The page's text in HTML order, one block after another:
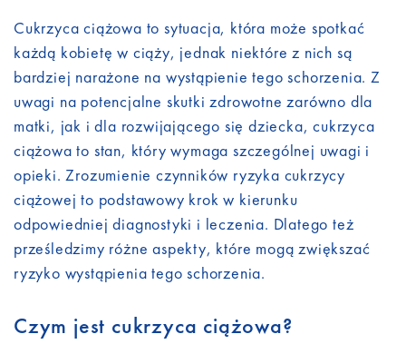
Cukrzyca ciążowa to sytuacja, która może spotkać
każdą kobietę w ciąży, jednak niektóre z nich są
bardziej narażone na wystąpienie tego schorzenia. Z
uwagi na potencjalne skutki zdrowotne zarówno dla
matki, jak i dla rozwijającego się dziecka, cukrzyca
ciążowa to stan, który wymaga szczególnej uwagi i
opieki. Zrozumienie czynników ryzyka cukrzycy
ciążowej to podstawowy krok w kierunku
odpowiedniej diagnostyki i leczenia. Dlatego też
prześledzimy różne aspekty, które mogą zwiększać
ryzyko wystąpienia tego schorzenia.
Czym jest cukrzyca ciążowa?